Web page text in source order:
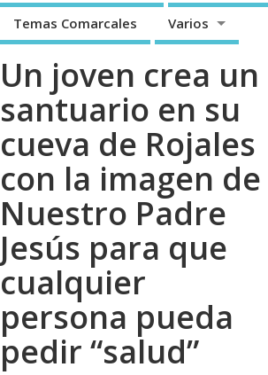
Temas Comarcales Varios
Un joven crea un
santuario en su
cueva de Rojales
con la imagen de
Nuestro Padre
Jesús para que
cualquier
persona pueda
pedir “salud”